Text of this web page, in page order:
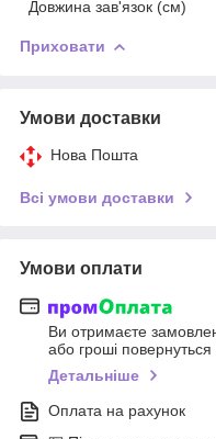
Довжина зав'язок (см)
Приховати
Умови доставки
Нова Пошта
Всі умови доставки
Умови оплати
Ви отримаєте
або гроші
Детальніше
Оплата на рахунок